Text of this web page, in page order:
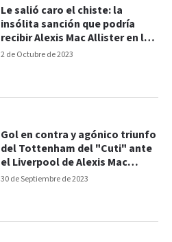
2 de Octubre de 2023
Le salió caro el chiste: la
insólita sanción que podría
recibir Alexis Mac Allister en la
Premier League
30 de Septiembre de 2023
Gol en contra y agónico triunfo
del Tottenham del "Cuti" ante
el Liverpool de Alexis Mac
Allister: los goles